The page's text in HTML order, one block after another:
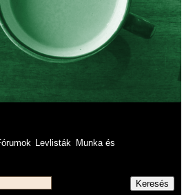
Levlisták
Munka és